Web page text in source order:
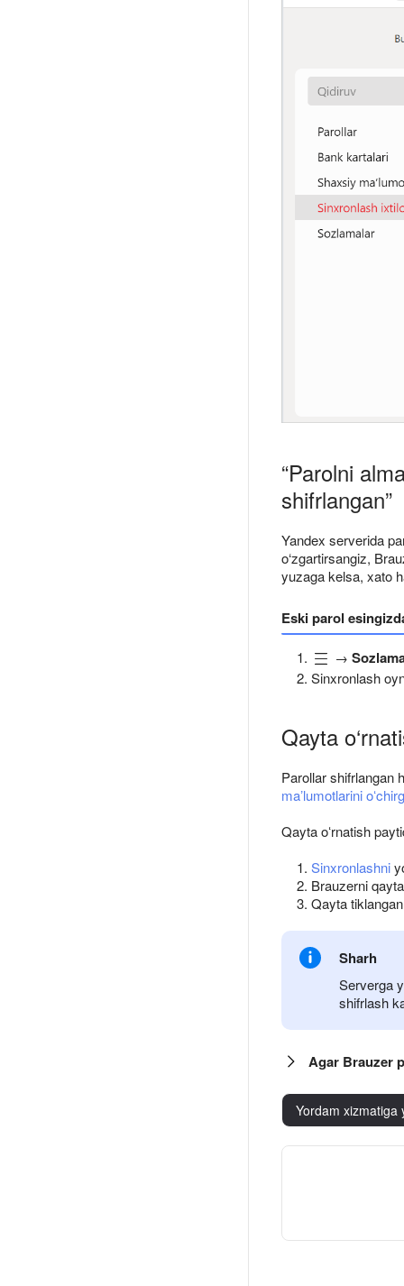
“Parolni
shifrlangan”
Yandex serverida
o‘zgartirsangiz,
yuzaga kelsa, xato
Eski parol
→
Sinxronlash
Qayta
Parollar shifrlangan
maʼlumotlarini
Qayta oʻrnatish
Sinxronlashni
Brauzerni
Qayta
Sharh
Serverga
shifrlash
Agar Brauzer
Yordam xizmatiga